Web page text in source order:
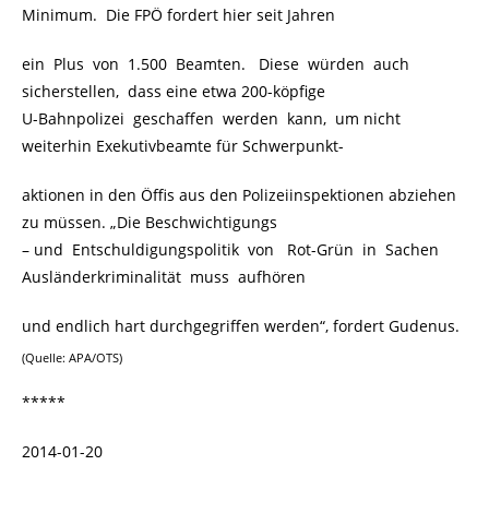
Minimum. Die FPÖ fordert hier seit Jahren
ein Plus von 1.500 Beamten. Diese würden auch
sicherstellen, dass eine etwa 200-köpfige
U-Bahnpolizei geschaffen werden kann, um nicht
weiterhin Exekutivbeamte für Schwerpunkt-
aktionen in den Öffis aus den Polizeiinspektionen abziehen
zu müssen. „Die Beschwichtigungs
– und Entschuldigungspolitik von Rot-Grün in Sachen
Ausländerkriminalität muss aufhören
und endlich hart durchgegriffen werden“, fordert Gudenus.
(Quelle: APA/OTS)
*****
2014-01-20